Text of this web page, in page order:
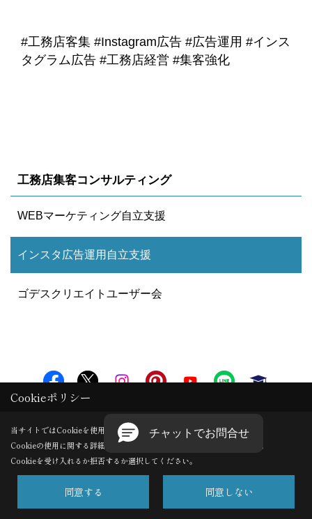
#工務店客集 #Instagram広告 #広告運用 #インス
タグラム広告 #工務店経営 #集客強化
工務店集客コンサルティング
WEBマーケティング自立支援
インスタ広告運用自立支援
ゴデスクリエイトユーザー会
〒600-8425
京都府京都市下京区高辻通烏丸西入骨屋町323番地高辻三原ビ
ル5F
地図
＜営業時間＞9:00～18:00
Cookieポリシー
当サイトではCookieを使用します。
Cookieの使用に関する詳細は 「プライバシーポリシー
」をご覧ください。
Cookieを受け入れるか拒否するか選択してください。
同意する 同意しない